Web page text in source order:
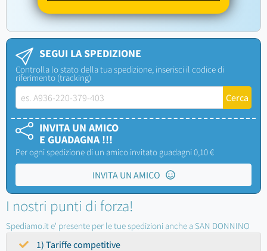
SEGUI LA SPEDIZIONE
Controlla lo stato della tua spedizione, inserisci il codice di
riferimento (tracking)
INVITA UN AMICO
E GUADAGNA !!!
Per ogni spedizione di un amico invitato guadagni 0,10 €
INVITA UN AMICO
I nostri punti di forza!
Spediamo.it e' presente per le tue spedizioni anche a SAN DONNINO
1) Tariffe competitive